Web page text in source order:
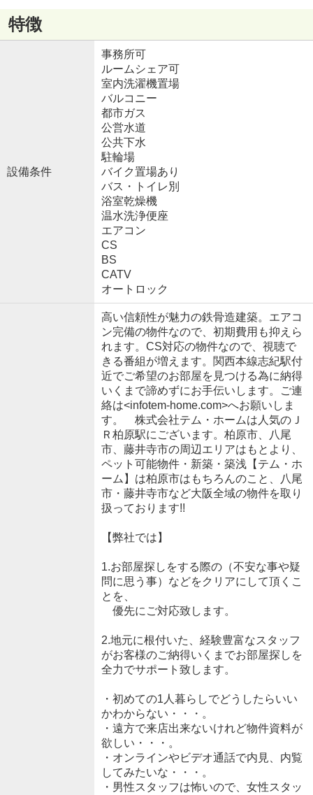
特徴
設備条件
事務所可
ルームシェア可
室内洗濯機置場
バルコニー
都市ガス
公営水道
公共下水
駐輪場
バイク置場あり
バス・トイレ別
浴室乾燥機
温水洗浄便座
エアコン
CS
BS
CATV
オートロック
高い信頼性が魅力の鉄骨造建築。エアコ
ン完備の物件なので、初期費用も抑えら
れます。CS対応の物件なので、視聴で
きる番組が増えます。関西本線志紀駅付
近でご希望のお部屋を見つける為に納得
いくまで諦めずにお手伝いします。ご連
絡は<infotem-home.com>へお願いしま
す。 株式会社テム・ホームは人気のＪ
Ｒ柏原駅にございます。柏原市、八尾
市、藤井寺市の周辺エリアはもとより、
ペット可能物件・新築・築浅【テム・ホ
ーム】は柏原市はもちろんのこと、八尾
市・藤井寺市など大阪全域の物件を取り
扱っております!!
【弊社では】
1.お部屋探しをする際の（不安な事や疑
問に思う事）などをクリアにして頂くこ
とを、
優先にご対応致します。
2.地元に根付いた、経験豊富なスタッフ
がお客様のご納得いくまでお部屋探しを
全力でサポート致します。
・初めての1人暮らしでどうしたらいい
かわからない・・・。
・遠方で来店出来ないけれど物件資料が
欲しい・・・。
・オンラインやビデオ通話で内見、内覧
してみたいな・・・。
・男性スタッフは怖いので、女性スタッ